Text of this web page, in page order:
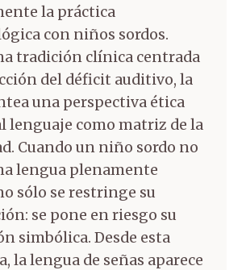
la práctica
con niños sordos.
tradición clínica centrada
del déficit auditivo, la
una perspectiva ética
lenguaje como matriz de la
Cuando un niño sordo no
lengua plenamente
sólo se restringe su
se pone en riesgo su
simbólica. Desde esta
la lengua de señas aparece